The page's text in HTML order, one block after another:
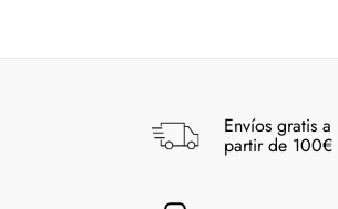
Envíos gratis a
partir de 100€